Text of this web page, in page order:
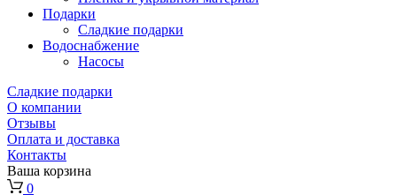
Подарки
Cладкие подарки
Водоснабжение
Насосы
Сладкие подарки
О компании
Отзывы
Оплата и доставка
Контакты
Ваша корзина
0